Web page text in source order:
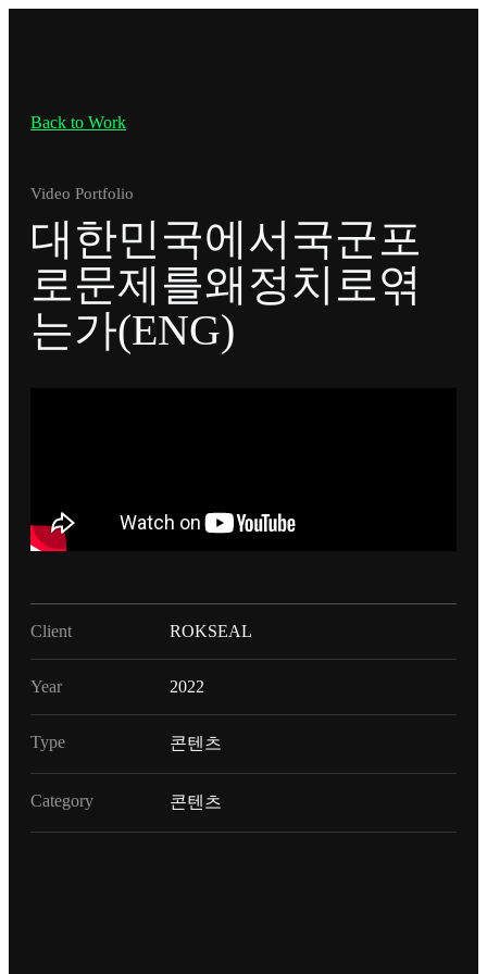
Back to Work
Video Portfolio
대한민국에서국군포
로문제를왜정치로엮
는가(ENG)
Client ROKSEAL
Year 2022
Type 콘텐츠
Category 콘텐츠